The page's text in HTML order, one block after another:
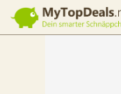
Dein smarter Schnäppchenberater